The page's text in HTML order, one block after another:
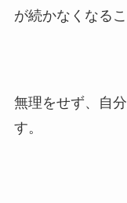
が続かなくなる
無理をせず、自
す。